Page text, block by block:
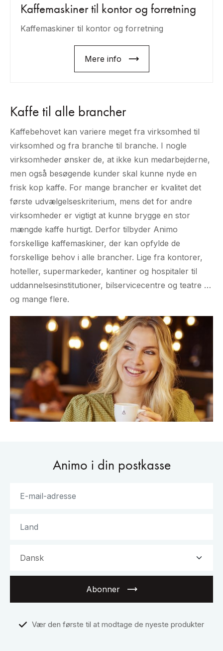
Kaffemaskiner til kontor og forretning
Kaffemaskiner til kontor og forretning
Mere info
Kaffe til alle brancher
Kaffebehovet kan variere meget fra virksomhed til
virksomhed og fra branche til branche. I nogle
virksomheder ønsker de, at ikke kun medarbejderne,
men også besøgende kunder skal kunne nyde en
frisk kop kaffe. For mange brancher er kvalitet det
første udvælgelseskriterium, mens det for andre
virksomheder er vigtigt at kunne brygge en stor
mængde kaffe hurtigt. Derfor tilbyder Animo
forskellige kaffemaskiner, der kan opfylde de
forskellige behov i alle brancher. Lige fra kontorer,
hoteller, supermarkeder, kantiner og hospitaler til
uddannelsesinstitutioner, bilservicecentre og teatre …
og mange flere.
Animo i din postkasse
Abonner
Vær den første til at modtage de nyeste produkter